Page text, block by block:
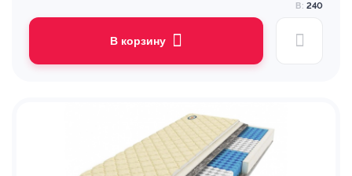
В: 240
В корзину